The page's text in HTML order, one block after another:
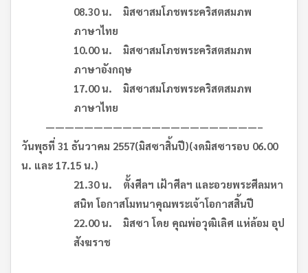
08.30 น. มิสซาสมโภชพระคริสตสมภพ
ภาษาไทย
10.00 น. มิสซาสมโภชพระคริสตสมภพ
ภาษาอังกฤษ
17.00 น. มิสซาสมโภชพระคริสตสมภพ
ภาษาไทย
——————————————————————–
วันพุธที่ 31 ธันวาคม 2557(มิสซาสิ้นปี)(งดมิสซารอบ 06.00
น. และ 17.15 น.)
21.30 น. ตั้งศีลฯ เฝ้าศีลฯ และอวยพระศีลมหา
สนิท โอกาสโมทนาคุณพระเจ้าโอกาสสิ้นปี
22.00 น. มิสซา โดย คุณพ่อวุฒิเลิศ แห่ล้อม อุป
สังฆราช